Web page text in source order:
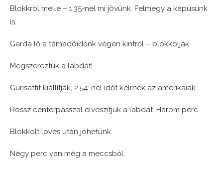
Blokkról mellé – 1.35-nél mi jövünk. Felmegy a kapusunk
is.
Garda lő a támadóidőnk végén kintről – blokkolják.
Megszereztük a labdát!
Gurisattit kiállítják, 2.54-nél időt kélrnek az amerikaiak.
Rossz centerpasszal elveszítjük a labdát. Három perc.
Blokkolt lövés után jöhetünk.
Négy perc van még a meccsből.